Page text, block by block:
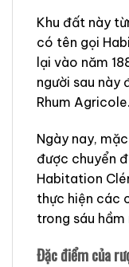
Khu đất này
có tên gọi
lại vào năm
người sau này
Rhum
Ngày nay,
được chuyển
Habitation
thực hiện các
trong sáu hầm
Đặc điểm của